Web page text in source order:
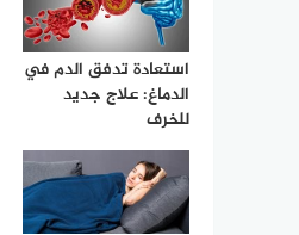
استعادة تدفق الدم في
الدماغ: علاج جديد
للخرف